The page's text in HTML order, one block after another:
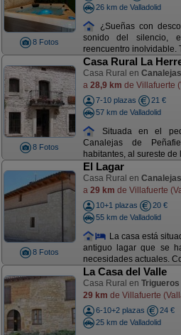
8 Fotos
26 km de Valladolid
¿Sueñas con
sonido del silencio,
reencuentro inolvidable.
8 Fotos
Casa Rural La
Casa Rural en
a 28,9 km de Villafuerte
7-10 plazas
21 €
57 km de Valladolid
Situada en el
Canalejas de
habitantes, al sureste
8 Fotos
El Lagar
Casa Rural en
a 29 km de Villafuerte
10+1 plazas
20 €
55 km de Valladolid
La casa está
antiguo lagar que se
necesidades actuales.
La Casa del Valle
Casa Rural en Trigueros
29 km de Villafuerte
6-10+2 plazas
24 €
25 km de Valladolid